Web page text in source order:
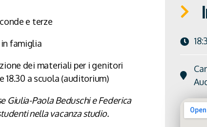
e terze
famiglia
dei materiali per i genitori
18.30 a scuola (auditorium)
Giulia-Paola Beduschi e Federica
nella vacanza studio.